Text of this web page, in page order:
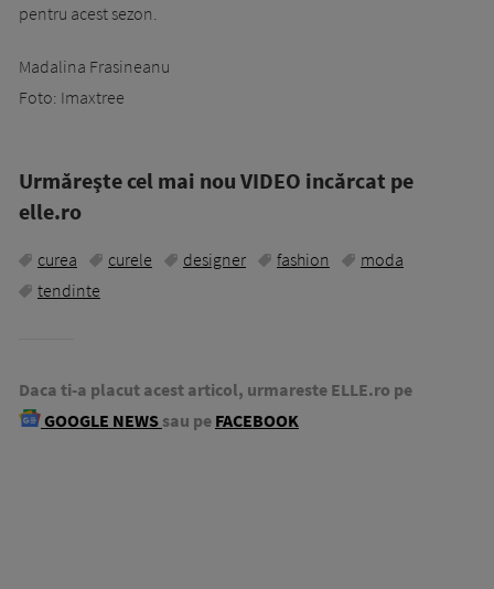
pentru acest sezon.
Madalina Frasineanu
Foto: Imaxtree
Urmăreşte cel mai nou VIDEO incărcat pe
elle.ro
curea curele designer fashion
moda
tendinte
Daca ti-a placut acest articol, urmareste ELLE.ro pe
GOOGLE NEWS sau pe FACEBOOK